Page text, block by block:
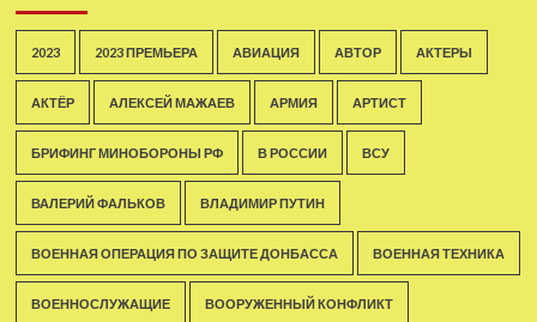
2023 2023 ПРЕМЬЕРА АВИАЦИЯ АВТОР АКТЕРЫ
АКТЁР АЛЕКСЕЙ МАЖАЕВ АРМИЯ АРТИСТ
БРИФИНГ МИНОБОРОНЫ РФ В РОССИИ ВСУ
ВАЛЕРИЙ ФАЛЬКОВ ВЛАДИМИР ПУТИН
ВОЕННАЯ ОПЕРАЦИЯ ПО ЗАЩИТЕ ДОНБАССА ВОЕННАЯ ТЕХНИКА
ВОЕННОСЛУЖАЩИЕ ВООРУЖЕННЫЙ КОНФЛИКТ